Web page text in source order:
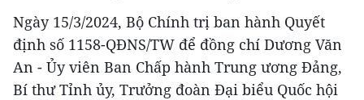
Ngày 15/3/2024, Bộ Chính trị ban hành Quyết
định số 1158-QĐNS/TW để đồng chí Dương Văn
An - Ủy viên Ban Chấp hành Trung ương Đảng,
Bí thư Tỉnh ủy, Trưởng đoàn Đại biểu Quốc hội